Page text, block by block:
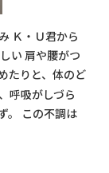
Ｋ・Ｕ君から
い 肩や腰がつ
たりと、体のど
呼吸がしづら
。 この不調は